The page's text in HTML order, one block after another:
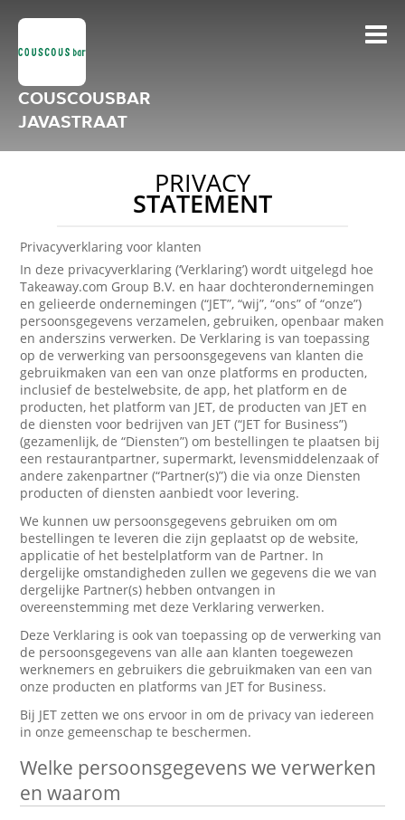
COUSCOUSBAR
JAVASTRAAT
PRIVACY
STATEMENT
Privacyverklaring voor klanten
In deze privacyverklaring (‘Verklaring’) wordt uitgelegd hoe
Takeaway.com Group B.V. en haar dochterondernemingen
en gelieerde ondernemingen (“JET”, “wij”, “ons” of “onze”)
persoonsgegevens verzamelen, gebruiken, openbaar maken
en anderszins verwerken. De Verklaring is van toepassing
op de verwerking van persoonsgegevens van klanten die
gebruikmaken van een van onze platforms en producten,
inclusief de bestelwebsite, de app, het platform en de
producten, het platform van JET, de producten van JET en
de diensten voor bedrijven van JET (“JET for Business”)
(gezamenlijk, de “Diensten”) om bestellingen te plaatsen bij
een restaurantpartner, supermarkt, levensmiddelenzaak of
andere zakenpartner (“Partner(s)”) die via onze Diensten
producten of diensten aanbiedt voor levering.
We kunnen uw persoonsgegevens gebruiken om om
bestellingen te leveren die zijn geplaatst op de website,
applicatie of het bestelplatform van de Partner. In
dergelijke omstandigheden zullen we gegevens die we van
dergelijke Partner(s) hebben ontvangen in
overeenstemming met deze Verklaring verwerken.
Deze Verklaring is ook van toepassing op de verwerking van
de persoonsgegevens van alle aan klanten toegewezen
werknemers en gebruikers die gebruikmaken van een van
onze producten en platforms van JET for Business.
Bij JET zetten we ons ervoor in om de privacy van iedereen
in onze gemeenschap te beschermen.
Welke persoonsgegevens we verwerken
en waarom